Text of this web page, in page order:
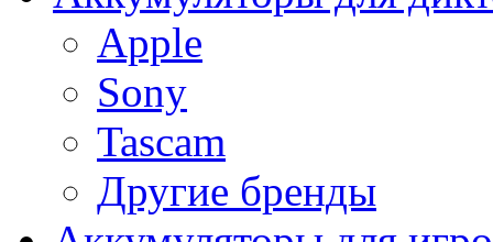
Apple
Sony
Tascam
Другие бренды